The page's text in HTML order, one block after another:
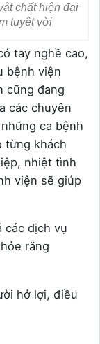
chất hiện đại
tuyệt vời
tay nghề cao,
bệnh viện
cũng đang
các chuyên
ca bệnh
từng khách
nhiệt tình
viện sẽ giúp
các dịch vụ
răng
hở lợi, điều